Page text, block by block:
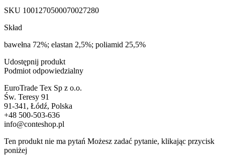
SKU 1001270500070027280
Skład
bawełna 72%; elastan 2,5%; poliamid 25,5%
Udostępnij produkt
Podmiot odpowiedzialny
EuroTrade Tex Sp z o.o.
Św. Teresy 91
91-341, Łódź, Polska
+48 500-503-636
info@conteshop.pl
Ten produkt nie ma pytań Możesz zadać pytanie, klikając przycisk
poniżej